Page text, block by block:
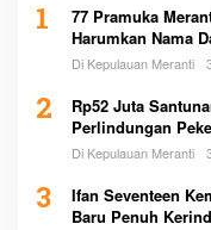
1
77 Pramuka
Harumkan Nama
Di Kepulauan Meranti
2
Rp52 Juta
Perlindungan
Di Kepulauan Meranti
3
Ifan Seventeen
Baru Penuh